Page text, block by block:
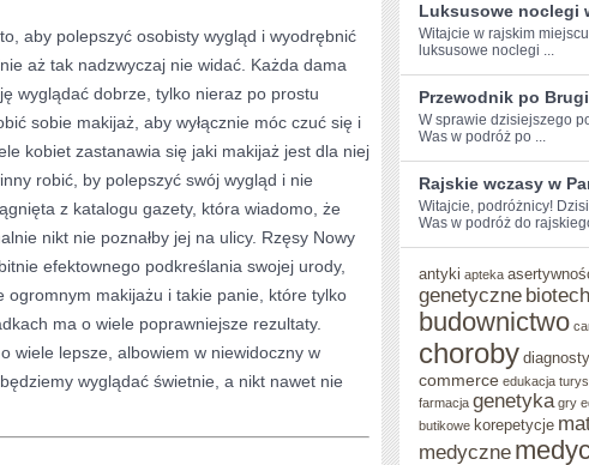
WYBITNIE
ODPOWIEDNI
aby polepszyć osobisty wygląd i wyodrębnić
aż tak nadzwyczaj nie widać. Każda dama
wyglądać dobrze, tylko nieraz po prostu
sobie makijaż, aby wyłącznie móc czuć się i
kobiet zastanawia się jaki makijaż jest dla niej
robić, by polepszyć swój wygląd i nie
z katalogu gazety, która wiadomo, że
nikt nie poznałby jej na ulicy. Rzęsy Nowy
efektownego podkreślania swojej urody,
ogromnym makijażu i takie panie, które tylko
ma o wiele poprawniejsze rezultaty.
wiele lepsze, albowiem w niewidoczny w
wyglądać świetnie, a nikt nawet nie
Luksusowe noclegi
Witajcie w‍ rajskim
luksusowe noclegi ...
Przewodnik po
W ⁢sprawie dzisiejszego
Was w podróż‌ po‌ ...
Rajskie wczasy w
Witajcie, podróżnicy!
Was w podróż ‌do
antyki apteka
genetyczne
budownictwo
choroby
commerce edukacja
farmacja genetyka gry
butikowe korepetycje
medyczne